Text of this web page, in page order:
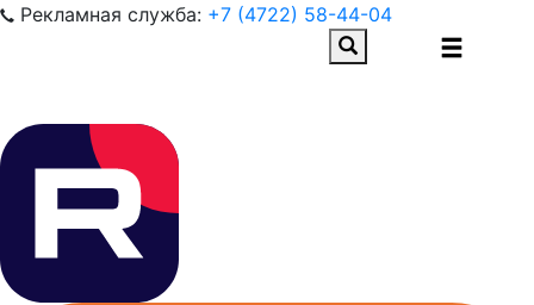
Рекламная служба: +7 (4722) 58-44-04